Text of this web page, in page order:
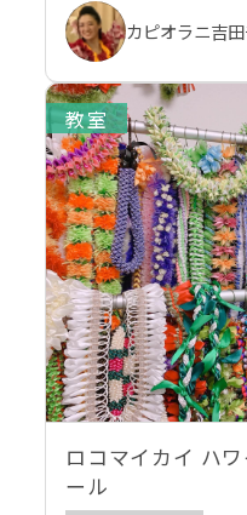
カピオラニ吉
教室
ロコマイカイ ハ
ール